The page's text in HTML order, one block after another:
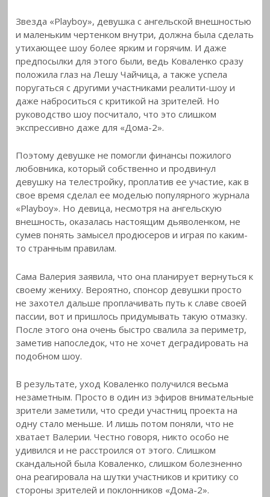
Звезда «Playboy», девушка с ангельской внешностью
и маленьким чертенком внутри, должна была сделать
утихающее шоу более ярким и горячим. И даже
предпосылки для этого были, ведь Коваленко сразу
положила глаз на Лешу Чайчица, а также успела
поругаться с другими участниками реалити-шоу и
даже наброситься с критикой на зрителей. Но
руководство шоу посчитало, что это слишком
экспрессивно даже для «Дома-2».
Поэтому девушке не помогли финансы пожилого
любовника, который собственно и продвинул
девушку на телестройку, проплатив ее участие, как в
свое время сделал ее моделью популярного журнала
«Playboy». Но девица, несмотря на ангельскую
внешность, оказалась настоящим дьяволенком, не
сумев понять замысел продюсеров и играя по каким-
то странным правилам.
Сама Валерия заявила, что она планирует вернуться к
своему жениху. Вероятно, спонсор девушки просто
не захотел дальше проплачивать путь к славе своей
пассии, вот и пришлось придумывать такую отмазку.
После этого она очень быстро свалила за периметр,
заметив напоследок, что не хочет деградировать на
подобном шоу.
В результате, уход Коваленко получился весьма
незаметным. Просто в один из эфиров внимательные
зрители заметили, что среди участниц проекта на
одну стало меньше. И лишь потом поняли, что не
хватает Валерии. Честно говоря, никто особо не
удивился и не расстроился от этого. Слишком
скандальной была Коваленко, слишком болезненно
она реагировала на шутки участников и критику со
стороны зрителей и поклонников «Дома-2».